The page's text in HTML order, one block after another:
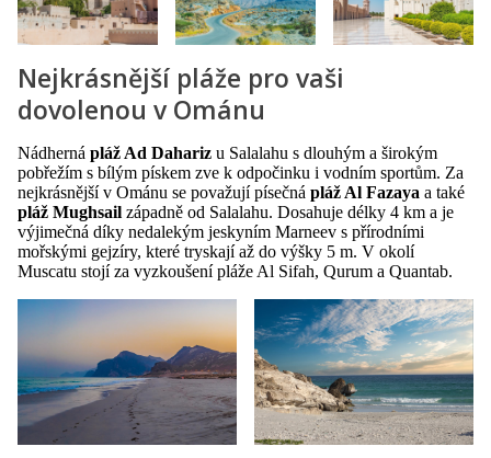
Nejkrásnější pláže pro vaši
dovolenou v Ománu
Nádherná pláž Ad Dahariz u Salalahu s dlouhým a širokým
pobřežím s bílým pískem zve k odpočinku i vodním sportům. Za
nejkrásnější v Ománu se považují písečná pláž Al Fazaya a také
pláž Mughsail západně od Salalahu. Dosahuje délky 4 km a je
výjimečná díky nedalekým jeskyním Marneev s přírodními
mořskými gejzíry, které tryskají až do výšky 5 m. V okolí
Muscatu stojí za vyzkoušení pláže Al Sifah, Qurum a Quantab.